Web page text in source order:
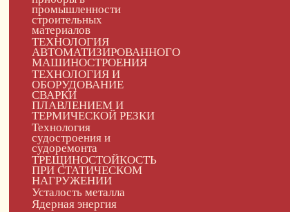
промышленности
строительных
материалов
ТЕХНОЛОГИЯ
АВТОМАТИЗИРОВАННОГО
МАШИНОСТРОЕНИЯ
ТЕХНОЛОГИЯ И
ОБОРУДОВАНИЕ
СВАРКИ
ПЛАВЛЕНИЕМ И
ТЕРМИЧЕСКОЙ РЕЗКИ
Технология
судостроения и
судоремонта
ТРЕЩИНОСТОЙКОСТЬ
ПРИ СТАТИЧЕСКОМ
НАГРУЖЕНИИ
Усталость металла
Ядерная энергия